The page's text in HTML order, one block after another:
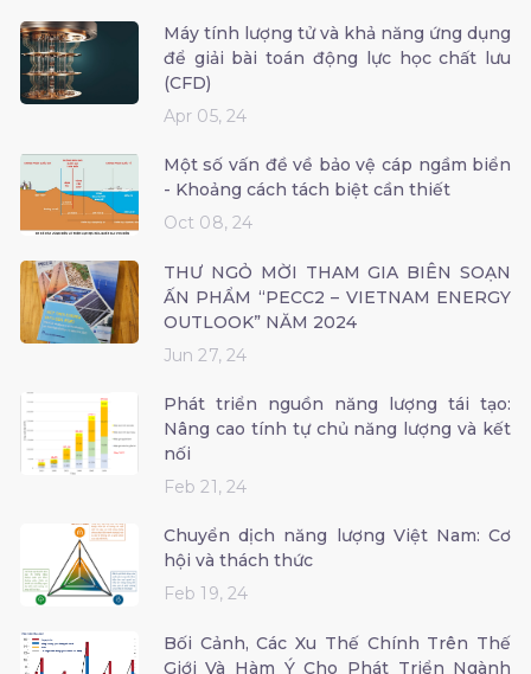
Máy tính lượng tử và khả năng ứng dụng
để giải bài toán động lực học chất lưu
(CFD)
Apr 05, 24
Một số vấn đề về bảo vệ cáp ngầm biển
- Khoảng cách tách biệt cần thiết
Oct 08, 24
THƯ NGỎ MỜI THAM GIA BIÊN SOẠN
ẤN PHẨM “PECC2 – VIETNAM ENERGY
OUTLOOK” NĂM 2024
Jun 27, 24
Phát triển nguồn năng lượng tái tạo:
Nâng cao tính tự chủ năng lượng và kết
nối
Feb 21, 24
Chuyển dịch năng lượng Việt Nam: Cơ
hội và thách thức
Feb 19, 24
Bối Cảnh, Các Xu Thế Chính Trên Thế
Giới Và Hàm Ý Cho Phát Triển Ngành